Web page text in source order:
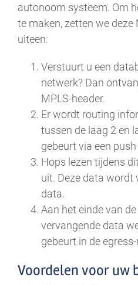
autonoom systeem. Om
te maken, zetten we deze
uiteen:
Verstuurt u een
netwerk? Dan
MPLS-header.
Er wordt routing
tussen de laag 2 en
gebeurt via een
Hops lezen tijdens
uit. Deze data wordt
data.
Aan het einde van
vervangende data
gebeurt in de
Voordelen voor uw